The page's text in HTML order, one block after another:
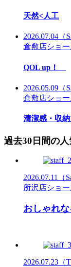
天然<人工
2026.07.04 （
倉敷店ショ
QOL up！
2026.05.09 （
倉敷店ショ
清潔感・収納
過去30日間の
2026.07.11
（
所沢店ショ
おしゃれ
2026.07.23 （